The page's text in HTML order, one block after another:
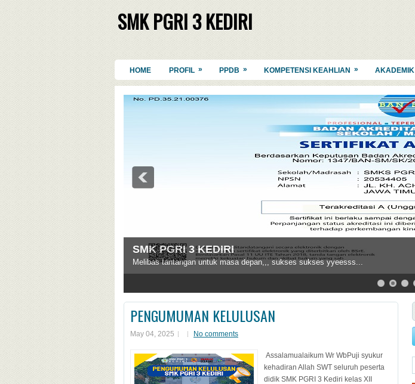
SMK PGRI 3 KEDIRI
HOME PROFIL » PPDB » KOMPETENSI KEAHLIAN » AKADEMIK
SMK PGRI 3 KEDIRI
Melibas tantangan untuk masa depan,,, sukses sukses yyeesss...
PENGUMUMAN KELULUSAN
May 04, 2025 No comments
Assalamualaikum Wr WbPuji syukur
kehadiran Allah SWT seluruh peserta
didik SMK PGRI 3 Kediri kelas XII